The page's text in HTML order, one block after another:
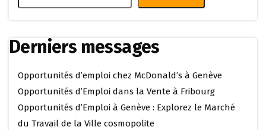
Derniers messages
Opportunités d’emploi chez McDonald’s à Genève
Opportunités d’Emploi dans la Vente à Fribourg
Opportunités d’Emploi à Genève : Explorez le Marché
du Travail de la Ville cosmopolite